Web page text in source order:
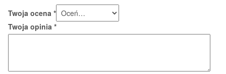
Twoja ocena *
Twoja opinia *